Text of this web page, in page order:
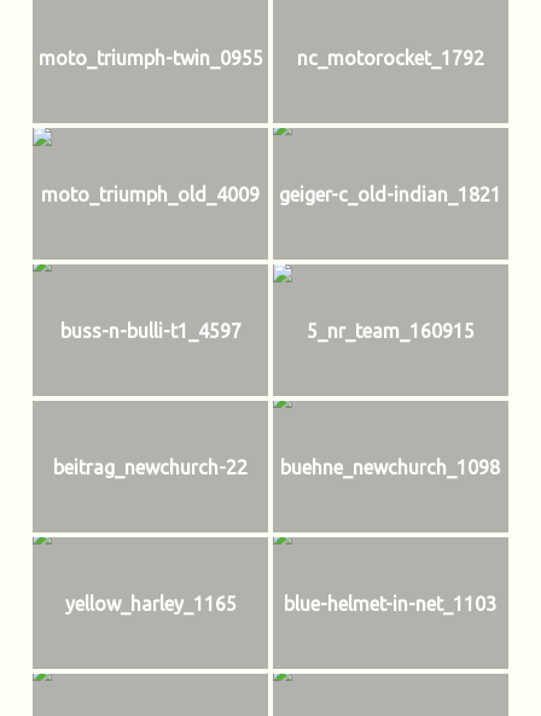
moto_triumph-twin_0955 nc_motorocket_1792
moto_triumph_old_4009 geiger-c_old-indian_1821
buss-n-bulli-t1_4597 5_nr_team_160915
beitrag_newchurch-22 buehne_newchurch_1098
yellow_harley_1165 blue-helmet-in-net_1103